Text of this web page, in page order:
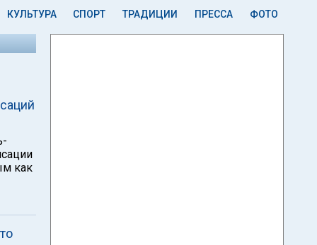
КУЛЬТУРА СПОРТ ТРАДИЦИИ ПРЕССА ФОТО
как